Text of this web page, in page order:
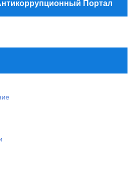
Портал